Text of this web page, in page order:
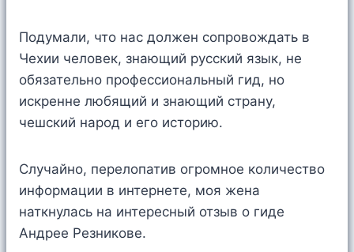
Подумали, что нас должен сопровождать в
Чехии человек, знающий русский язык, не
обязательно профессиональный гид, но
искренне любящий и знающий страну,
чешский народ и его историю.
Случайно, перелопатив огромное количество
информации в интернете, моя жена
наткнулась на интересный отзыв о гиде
Андрее Резникове.